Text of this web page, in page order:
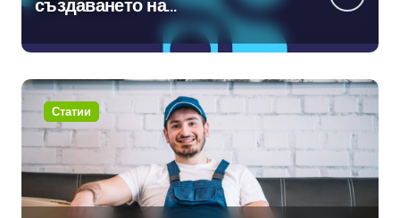
създаването на
международните стандарти за
навлизане на изкуствен
интелект в хотелиерството
Статии